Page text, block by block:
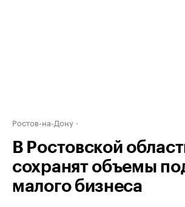
Ростов-на-Дону
В Ростовской
сохранят объемы
малого бизнеса